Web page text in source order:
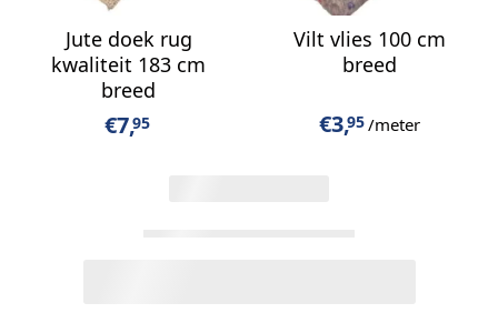
Jute doek rug
kwaliteit 183 cm
breed
€7,95
Vilt vlies 100 cm
breed
€3,95/meter